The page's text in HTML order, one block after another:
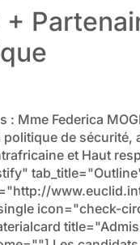
+
: Mme Federica
de sécurité,
et Haut
icon="check-